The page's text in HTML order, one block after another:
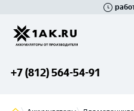
+7 (812) 564-54-91
Гатчина